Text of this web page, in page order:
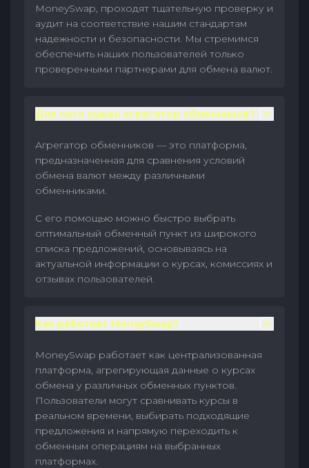
MoneySwap, проходят тщательную проверку и
аудит на соответствие нашим стандартам
надежности и безопасности. Мы стремимся
обеспечить наших пользователей только
проверенными партнерами для обмена валют.
Для чего нужен агрегатор обменников?
Агрегатор обменников — это платформа,
предназначенная для сравнения условий
обмена валют между различными
обменниками.
С его помощью можно быстро выбрать
оптимальный обменный пункт из широкого
списка предложений, основываясь на
актуальной информации о курсах, комиссиях и
отзывах пользователей.
Как работает MoneySwap?
MoneySwap работает как централизованная
платформа, агрегирующая данные о курсах
обмена у различных обменных пунктов.
Пользователи могут сравнивать курсы в
реальном времени, выбирать подходящие
предложения и напрямую переходить к
обменным операциям на выбранных
платформах.